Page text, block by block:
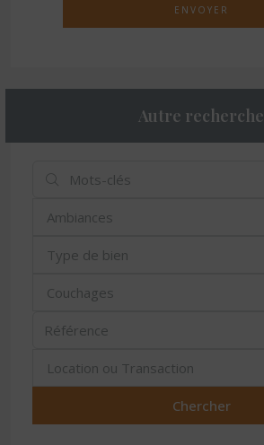
ENVOYER
Autre recherche
Ambiances
Type de bien
Couchages
Location ou Transaction
Chercher